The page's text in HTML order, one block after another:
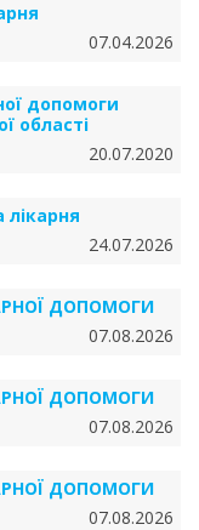
07.04.2026
допомоги
області
20.07.2020
лікарня
24.07.2026
ДОПОМОГИ
07.08.2026
ДОПОМОГИ
07.08.2026
ДОПОМОГИ
07.08.2026